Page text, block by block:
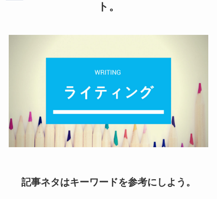
ト。
記事ネタはキーワードを参考にしよう。